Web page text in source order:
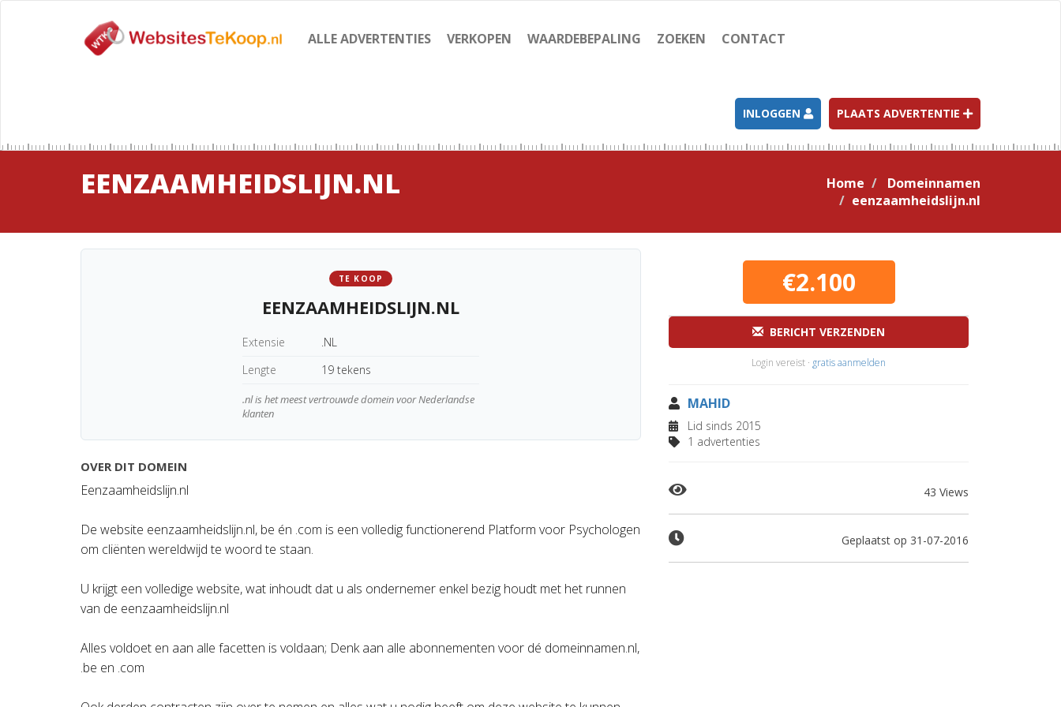
ALLE ADVERTENTIES VERKOPEN WAARDEBEPALING ZOEKEN CONTACT
INLOGGEN PLAATS ADVERTENTIE
EENZAAMHEIDSLIJN.NL Home
Domeinnamen
eenzaamheidslijn.nl
TE KOOP
EENZAAMHEIDSLIJN.NL
Extensie
.NL
Lengte
19 tekens
.nl is het meest vertrouwde domein voor Nederlandse
klanten
OVER DIT DOMEIN
Eenzaamheidslijn.nl
De website eenzaamheidslijn.nl, be én .com is een volledig functionerend Platform voor Psychologen
om cliënten wereldwijd te woord te staan.
U krijgt een volledige website, wat inhoudt dat u als ondernemer enkel bezig houdt met het runnen
van de eenzaamheidslijn.nl
Alles voldoet en aan alle facetten is voldaan; Denk aan alle abonnementen voor dé domeinnamen.nl,
.be en .com
€2.100
BERICHT VERZENDEN
Login vereist · gratis aanmelden
MAHID
Lid sinds 2015
1 advertenties
43 Views
Geplaatst op 31-07-2016